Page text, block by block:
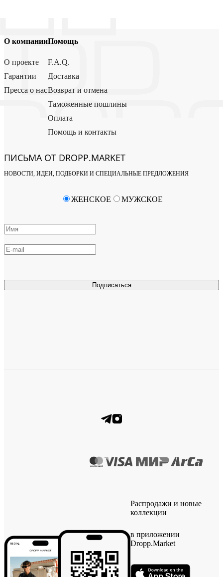
О компании
О проекте
Гарантии
Пресса о нас
Помощь
F.A.Q.
Доставка
Возврат и отмена
Таможенные пошлины
Оплата
Помощь и контакты
ПИСЬМА ОТ DROPP.MARKET
НОВОСТИ, ИДЕИ, ПОДБОРКИ И СПЕЦИАЛЬНЫЕ ПРЕДЛОЖЕНИЯ
Подписаться
ЖЕНСКОЕ МУЖСКОЕ
Распродажи и новые
коллекции
в приложении
Dropp.Market